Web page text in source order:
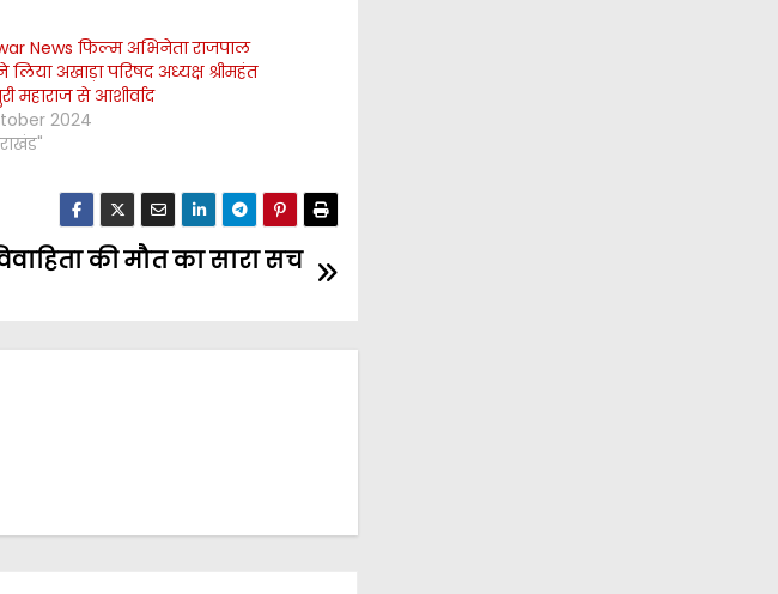
News फिल्म अभिनेता राजपाल
लिया अखाड़ा परिषद अध्यक्ष श्रीमहंत
महाराज से आशीर्वाद
2024
की मौत का सारा सच